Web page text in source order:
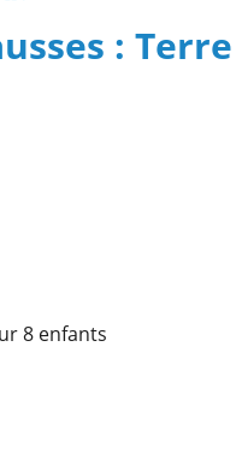
: Terre
8 enfants